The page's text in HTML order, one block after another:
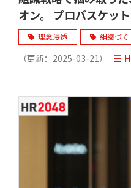
オン。 プロバスケッ
木ブレックス優勝の
理念浸透 組織づく
（更新： 2025-03-21）